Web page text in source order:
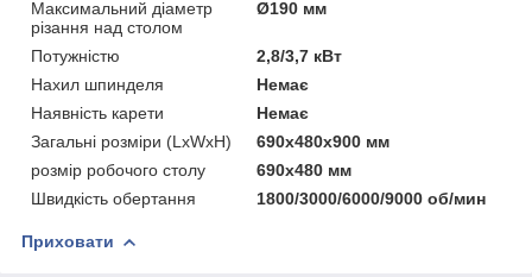
Максимальний діаметр
різання над столом
Ø190 мм
Потужністю
2,8/3,7 кВт
Нахил шпинделя
Немає
Наявність карети
Немає
Загальні розміри (LxWxH)
690x480x900 мм
розмір робочого столу
690x480 мм
Швидкість обертання
1800/3000/6000/9000 об/мин
Приховати